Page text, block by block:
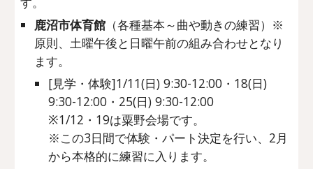
鹿沼市体育館 （各種基本～曲や動きの練習）※
原則、土曜午後と日曜午前の組み合わせとなり
ます。
[見学・体験]1/11(日) 9:30-12:00・18(日)
9:30-12:00・25(日) 9:30-12:00
※1/12・19は粟野会場です。
※この3日間で体験・パート決定を行い、2月
から本格的に練習に入ります。